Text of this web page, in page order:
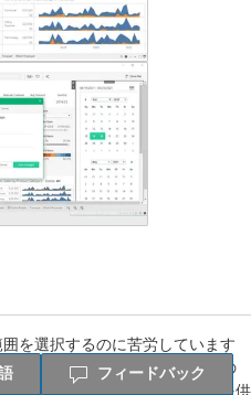
を選択するのに苦労しています
使用すると、ダッシュボードの
機能を自分のコミュニティに提供
フィードバック